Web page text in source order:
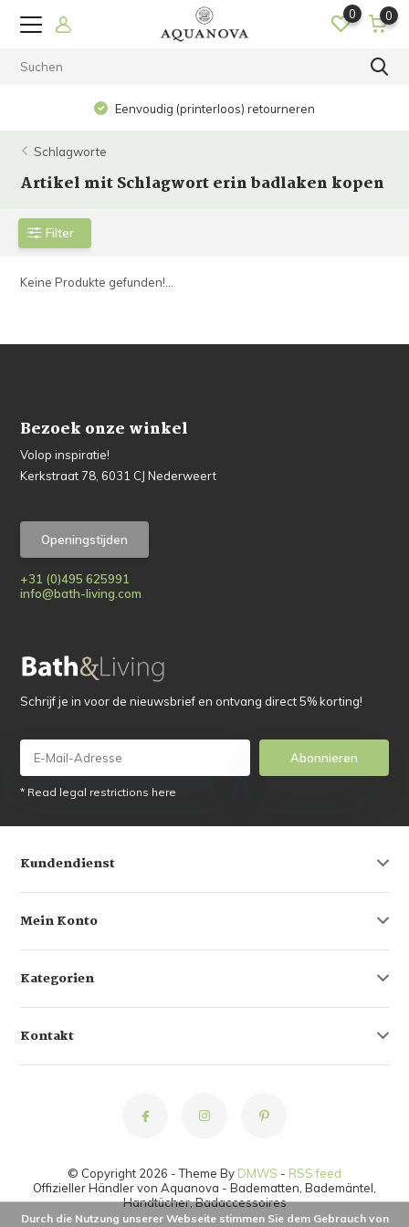
0 0
Eenvoudig (printerloos) retourneren
Schlagworte
Artikel mit Schlagwort erin badlaken kopen
Filter
Keine Produkte gefunden!...
Bezoek onze winkel
Volop inspiratie!
Kerkstraat 78, 6031 CJ Nederweert
Openingstijden
+31 (0)495 625991
info@bath-living.com
Schrijf je in voor de nieuwsbrief en ontvang direct 5% korting!
Abonnieren
* Read legal restrictions here
Kundendienst
Mein Konto
Kategorien
Kontakt
© Copyright 2026 - Theme By DMWS - RSS feed
Offizieller Händler von Aquanova - Badematten, Bademäntel,
Handtücher, Badaccessoires
Durch die Nutzung unserer Webseite stimmen Sie dem Gebrauch von